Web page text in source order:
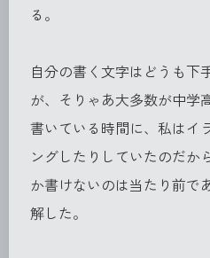
る。
自分の書く文字はどうも下
が、そりゃあ大多数が中学
書いている時間に、私はイ
ングしたりしていたのだか
か書けないのは当たり前で
解した。